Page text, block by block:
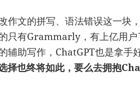
作文的拼写、语法错误这一块
只有Grammarly，有上亿用户
辅助写作，ChatGPT也是拿手
也终将如此，要么去拥抱